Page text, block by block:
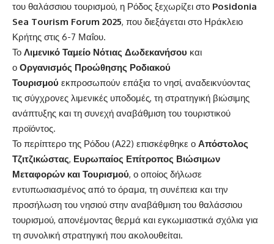
του θαλάσσιου τουρισμού, η Ρόδος ξεχωρίζει στο Posidonia
Sea Tourism Forum 2025, που διεξάγεται στο Ηράκλειο
Κρήτης στις 6-7 Μαΐου.
Το Λιμενικό Ταμείο Νότιας Δωδεκανήσου και
ο Οργανισμός Προώθησης Ροδιακού
Τουρισμού εκπροσωπούν επάξια το νησί, αναδεικνύοντας
τις σύγχρονες λιμενικές υποδομές, τη στρατηγική βιώσιμης
ανάπτυξης και τη συνεχή αναβάθμιση του τουριστικού
προϊόντος.
Το περίπτερο της Ρόδου (Α22) επισκέφθηκε ο Απόστολος
Τζιτζικώστας, Ευρωπαίος Επίτροπος Βιώσιμων
Μεταφορών και Τουρισμού, ο οποίος δήλωσε
εντυπωσιασμένος από το όραμα, τη συνέπεια και την
προσήλωση του νησιού στην αναβάθμιση του θαλάσσιου
τουρισμού, απονέμοντας θερμά και εγκωμιαστικά σχόλια για
τη συνολική στρατηγική που ακολουθείται.